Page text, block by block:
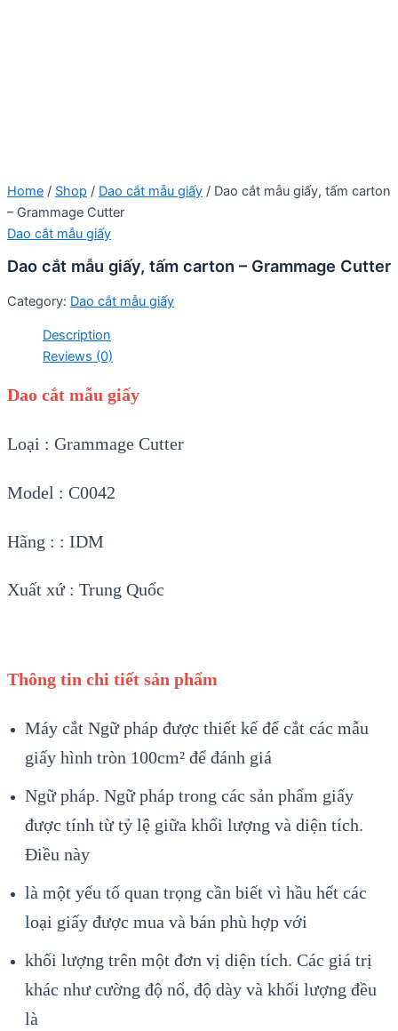
Home / Shop / Dao cắt mẫu giấy / Dao cắt mẫu giấy, tấm carton
– Grammage Cutter
Dao cắt mẫu giấy
Dao cắt mẫu giấy, tấm carton – Grammage Cutter
Category: Dao cắt mẫu giấy
Description
Reviews (0)
Dao cắt mẫu giấy
Loại : Grammage Cutter
Model : C0042
Hãng : : IDM
Xuất xứ : Trung Quốc
Thông tin chi tiết sản phẩm
Máy cắt Ngữ pháp được thiết kế để cắt các mẫu
giấy hình tròn 100cm² để đánh giá
Ngữ pháp. Ngữ pháp trong các sản phẩm giấy
được tính từ tỷ lệ giữa khối lượng và diện tích.
Điều này
là một yếu tố quan trọng cần biết vì hầu hết các
loại giấy được mua và bán phù hợp với
khối lượng trên một đơn vị diện tích. Các giá trị
khác như cường độ nổ, độ dày và khối lượng đều
là